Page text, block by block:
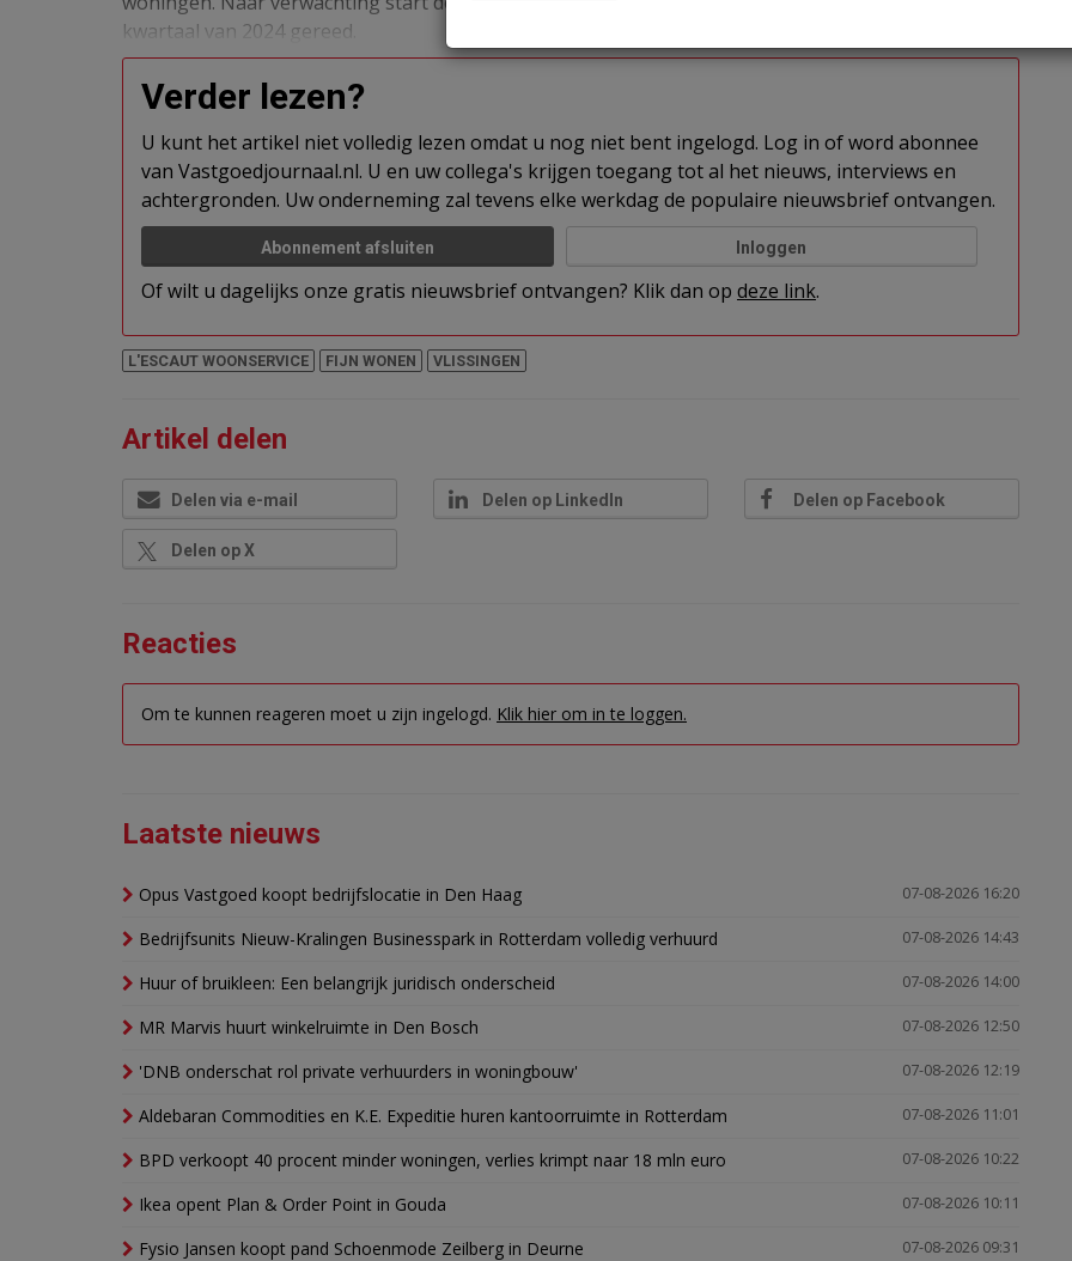
kwartaal van 2024 gereed.
Verder lezen?
U kunt het artikel niet volledig lezen omdat u nog niet bent ingelogd. Log in of word abonnee
van Vastgoedjournaal.nl. U en uw collega's krijgen toegang tot al het nieuws, interviews en
achtergronden. Uw onderneming zal tevens elke werkdag de populaire nieuwsbrief ontvangen.
Abonnement afsluiten Inloggen
Of wilt u dagelijks onze gratis nieuwsbrief ontvangen? Klik dan op deze link.
L'ESCAUT WOONSERVICE FIJN WONEN VLISSINGEN
Artikel delen
Delen via e-mail Delen op LinkedIn Delen op Facebook
Delen op X
Reacties
Om te kunnen reageren moet u zijn ingelogd. Klik hier om in te loggen.
Laatste nieuws
07-08-2026 16:20
Opus Vastgoed koopt bedrijfslocatie in Den Haag
07-08-2026 14:43
Bedrijfsunits Nieuw-Kralingen Businesspark in Rotterdam volledig verhuurd
07-08-2026 14:00
Huur of bruikleen: Een belangrijk juridisch onderscheid
07-08-2026 12:50
MR Marvis huurt winkelruimte in Den Bosch
07-08-2026 12:19
'DNB onderschat rol private verhuurders in woningbouw'
07-08-2026 11:01
Aldebaran Commodities en K.E. Expeditie huren kantoorruimte in Rotterdam
07-08-2026 10:22
BPD verkoopt 40 procent minder woningen, verlies krimpt naar 18 mln euro
07-08-2026 10:11
Ikea opent Plan & Order Point in Gouda
07-08-2026 09:31
Fysio Jansen koopt pand Schoenmode Zeilberg in Deurne